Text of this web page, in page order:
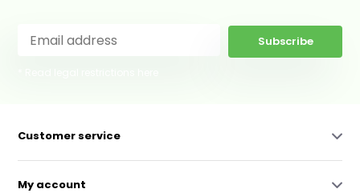
Subscribe
Customer service
My account